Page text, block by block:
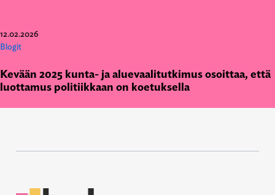
12.02.2026
Blogit
Kevään 2025 kunta- ja aluevaalitutkimus osoittaa, että
luottamus politiikkaan on koetuksella